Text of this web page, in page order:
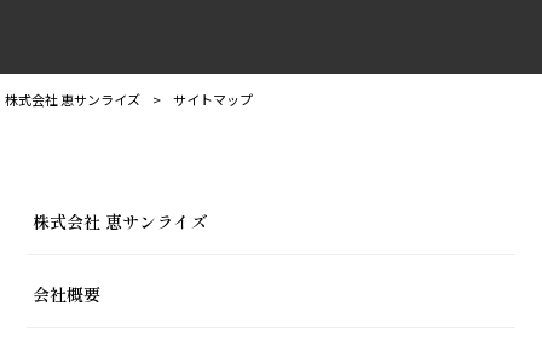
株式会社 恵サンライズ > サイトマップ
株式会社 恵サンライズ
会社概要